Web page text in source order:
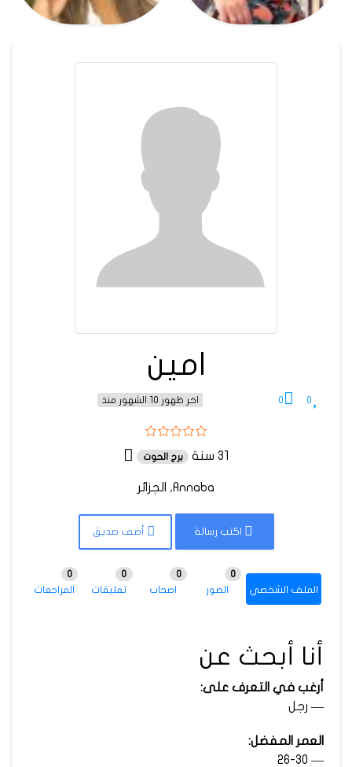
امين
0
0 اخر ظهور 10 الشهور منذ
31 سنة برج الحوت
Annaba, الجزائر
اكتب رسالة أضف صديق
الملف الشخصي الصور
0
اصحاب
0
تعليقات
0
المراجعات
0
أنا أبحث عن
أرغب في التعرف على:
— رجل
العمر المفضل:
— 26-30